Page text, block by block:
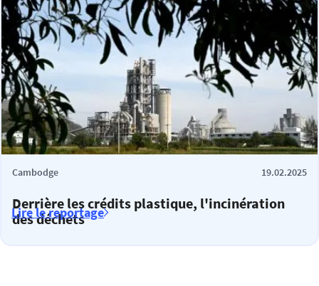
Cambodge 19.02.2025
Derrière les crédits plastique, l'incinération
des déchets
Lire le reportage